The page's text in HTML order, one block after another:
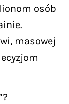
osób
masowej